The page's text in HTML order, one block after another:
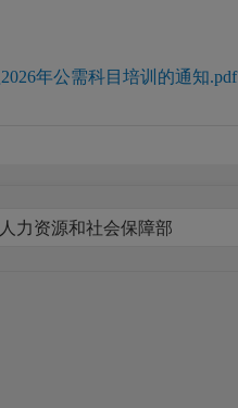
年公需科目培训的通知.pdf
人力资源和社会保障部